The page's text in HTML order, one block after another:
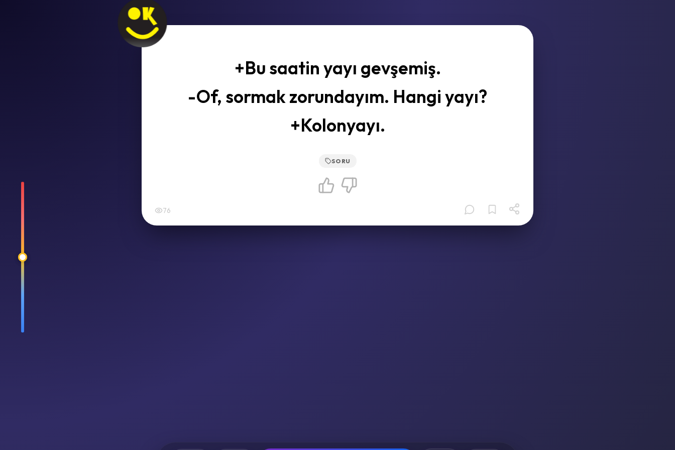
+Bu saatin yayı gevşemiş.
-Of, sormak zorundayım. Hangi yayı?
+Kolonyayı.
SORU
76